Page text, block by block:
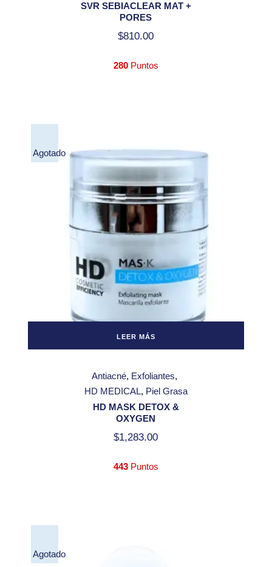
SVR SEBIACLEAR MAT +
PORES
$810.00
280Puntos
Agotado
LEER MÁS
Antiacné Exfoliantes
HD MEDICAL Piel Grasa
HD MASK DETOX &
OXYGEN
$1,283.00
443Puntos
Agotado